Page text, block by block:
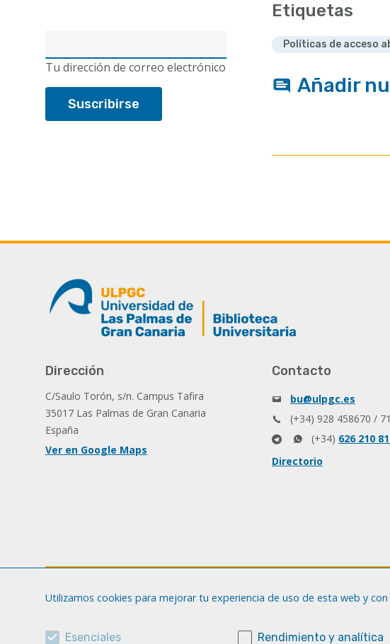
electrónico
Tu dirección de correo electrónico
Etiquetas
Políticas de acceso
Añadir
Dirección
C/Saulo Torón, s/n. Campus Tafira
35017 Las Palmas de Gran Canaria
España
Ver en Google Maps
Contacto
bu@ulpgc.es
(+34) 928 458670 / 71
(+34) 626 210
Directorio
Utilizamos cookies para mejorar tu experiencia de uso de esta web y
Esenciales Rendimiento y analítica